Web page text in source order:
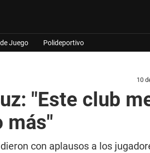
Juego Polideportivo
10
"Este club
más"
con aplausos a los